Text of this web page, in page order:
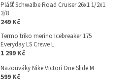
Plášť Schwalbe Road Cruiser 26x1 1/2x1
3/8
249 Kč
Termo triko merino Icebreaker 175
Everyday LS Crewe L
1 299 Kč
Nazouváky Nike Victori One Slide M
599 Kč